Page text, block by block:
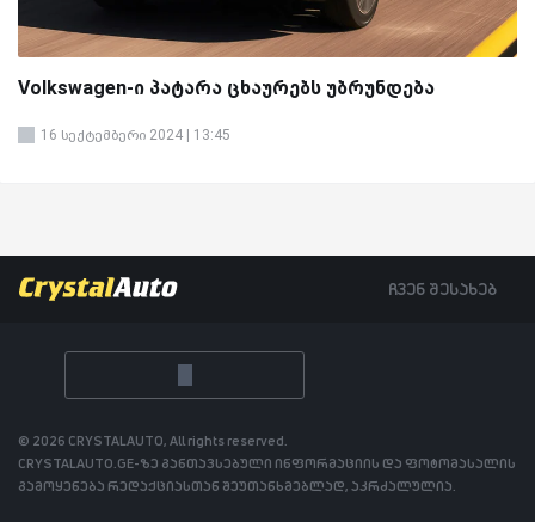
Volkswagen-ი პატარა ცხაურებს უბრუნდება
16 სექტემბერი 2024 | 13:45
ჩვენ შესახებ
© 2026 CRYSTALAUTO, All rights reserved.
CRYSTALAUTO.GE-ზე განთავსებული ინფორმაციის და ფოტომასალის
გამოყენება რედაქციასთან შეუთანხმებლად, აკრძალულია.